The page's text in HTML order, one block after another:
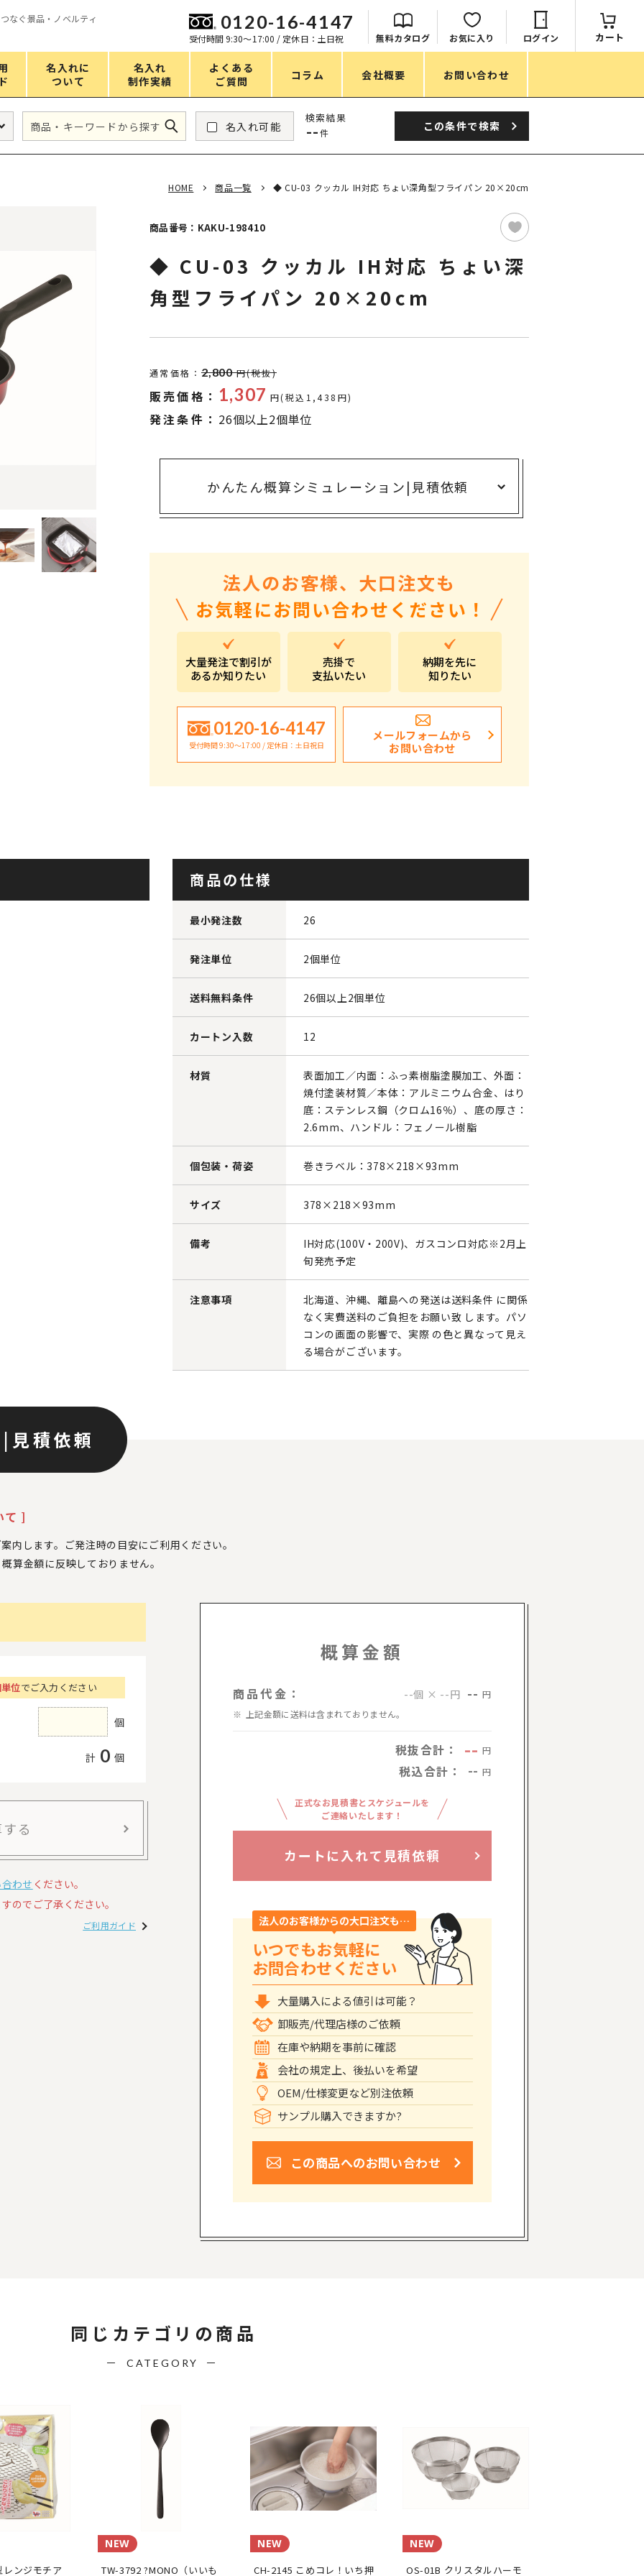
なぐ景品・ノベルティ
0120-16-4147
受付時間 9:30〜17:00 / 定休日：土日祝 無料カタログ お気に入り ログイン カート
名入れに
ついて
名入れ
制作実績
よくある
ご質問
コラム 会社概要 お問い合わせ
コスメグッズ
食品・スイーツ
UVケア
価格
151～200円
251～300円
301～400円
1,000～2,000円
2,000～3,000円
5,000円～
目的・シーン
サステナブル・環境配慮ノベルティ
展示会・イベント特集
安全大会ノベルティ・記念品特集
入学・卒業記念品
自治体・公共団体向け
ポストイン
ばらまき、ショップイベント向け粗品・ノベ
ルティ
名入れ可能
検索結果
-- 件 この条件で検索
HOME 商品一覧 ◆ CU-03 クッカル IH対応 ちょい深角型フライパン 20×20cm
商品番号：KAKU-198410
◆ CU-03 クッカル IH対応 ちょい深
角型フライパン 20×20cm
通常価格： 2,800 円(税抜)
販売価格： 1,307 円(税込1,438円)
発注条件： 26個以上2個単位
かんたん概算シミュレーション| 見積依頼
法人のお客様、大口注文も
お気軽にお問い合わせください！
大量発注で割引が
あるか知りたい
売掛で
支払いたい
納期を先に
知りたい
0120-16-4147
受付時間 9:30〜17:00 / 定休日：土日祝日
メールフォームから
お問い合わせ
商品の仕様
最小発注数 26
発注単位 2個単位
送料無料条件 26個以上2個単位
カートン入数 12
材質
表面加工／内面：ふっ素樹脂塗膜加工、外面：
焼付塗装材質／本体：アルミニウム合金、はり
底：ステンレス鋼（クロム16％）、底の厚さ：
2.6mm、ハンドル：フェノール樹脂
個包装・荷姿 巻きラベル：378×218×93mm
サイズ 378×218×93mm
備考
IH対応(100V・200V)、ガスコンロ対応※2月上
旬発売予定
注意事項
北海道、沖縄、離島への発送は送料条件 に関係
なく実費送料のご負担をお願い致 します。パソ
コンの画面の影響で、実際 の色と異なって見え
る場合がございます。
| 見積依頼
て ]
内します。ご発注時の目安にご利用ください。
概算金額に反映しておりません。
位でご入力ください
個
計 0 個
る
わせ ください。
のでご了承ください。
ご利用ガイド
概算金額
商品代金： --個 × --円 -- 円
上記金額に送料は含まれておりません。
税抜合計： -- 円
税込合計： -- 円
正式なお見積書とスケジュールを
ご連絡いたします！
カートに入れて見積依頼
法人のお客様からの大口注文も…
いつでもお気軽に
お問合わせください
大量購入による値引は可能？
卸販売/代理店様のご依頼
在庫や納期を事前に確認
会社の規定上、後払いを希望
OEM/仕様変更など別注依頼
サンプル購入できますか?
この商品へのお問い合わせ
同じカテゴリの商品
CATEGORY
レンジモチア
NEW
TW-3792 ?MONO（いいも
NEW
CH-2145 こめコレ！いち押
NEW
OS-01B クリスタルハーモ